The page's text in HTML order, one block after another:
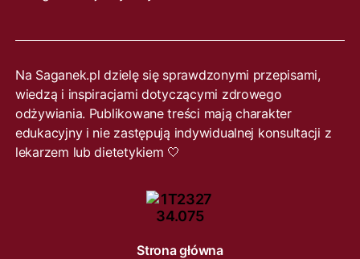
Na Saganek.pl dzielę się sprawdzonymi przepisami,
wiedzą i inspiracjami dotyczącymi zdrowego
odżywiania. Publikowane treści mają charakter
edukacyjny i nie zastępują indywidualnej konsultacji z
lekarzem lub dietetykiem 🤍
Strona główna